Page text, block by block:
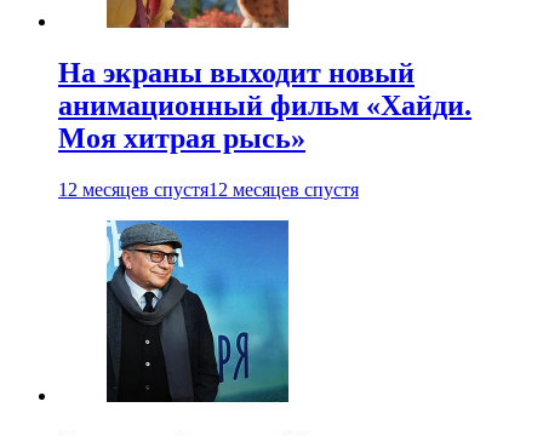
На экраны выходит новый
анимационный фильм «Хайди.
Моя хитрая рысь»
12 месяцев спустя12 месяцев спустя